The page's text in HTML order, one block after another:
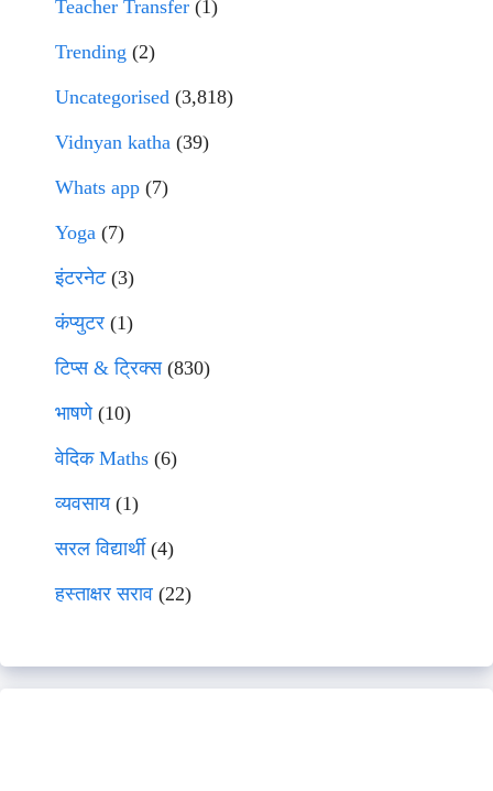
Teacher Transfer (1)
Trending (2)
Uncategorised (3,818)
Vidnyan katha (39)
Whats app (7)
Yoga (7)
इंटरनेट(3)
कंप्युटर (1)
टिप्स & ट्रिक्स(830)
भाषणे(10)
वेदिक Maths (6)
व्यवसाय(1)
सरल विद्यार्थी(4)
हस्ताक्षर सराव (22)